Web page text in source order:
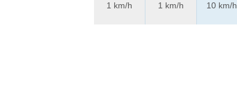
1 km/h
1 km/h
10 km/h